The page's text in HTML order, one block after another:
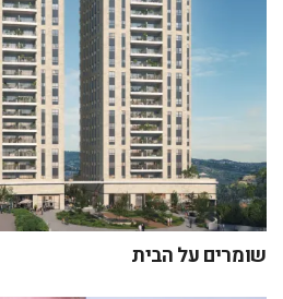
שומרים על הבית